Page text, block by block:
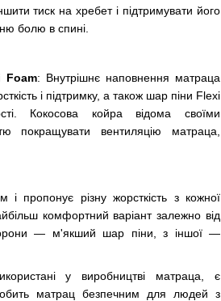
тиск на хребет і підтримувати його
болю в спині.
Foam: Внутрішнє наповнення матраца
і підтримку, а також шар піни Flexi
Кокосова койра відома своїми
покращувати вентиляцію матраца,
пропонує різну жорсткість з кожної
комфортний варіант залежно від
— м'якший шар піни, з іншої —
у виробництві матраца, є
матрац безпечним для людей з